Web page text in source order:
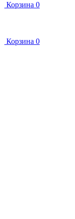
Корзина 0
Корзина 0